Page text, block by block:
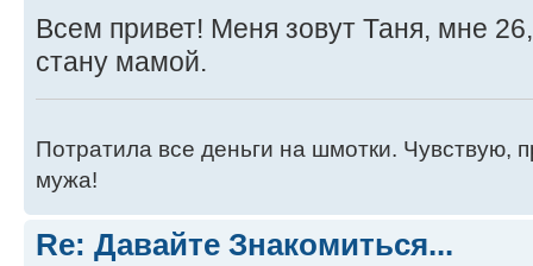
Всем привет! Меня зовут Таня, мне
стану мамой.
Потратила все деньги на шмотки. Чувствую,
мужа!
Re: Давайте Знакомиться...